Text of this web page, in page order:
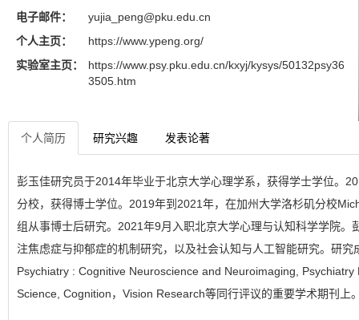
电子邮件：
yujia_peng@pku.edu.cn
个人主页：
https://www.ypeng.org/
实验室主页：
https://www.psy.pku.edu.cn/kxyj/kysys/50132psy36
3505.htm
个人简历 研究兴趣 发表论著
彭玉佳研究员于2014年毕业于北京大学心理学系，获得学士学位。
分校，获得博士学位。2019年到2021年，在加州大学洛杉矶分校
组从事博士后研究。2021年9月入职北京大学心理与认知科学学院。
注焦虑症与抑郁症的机制研究，以及社会认知与人工智能研究。研究
Psychiatry : Cognitive Neuroscience and Neuroimaging,
Science, Cognition，Vision Research等同行评议的重要学术期刊上